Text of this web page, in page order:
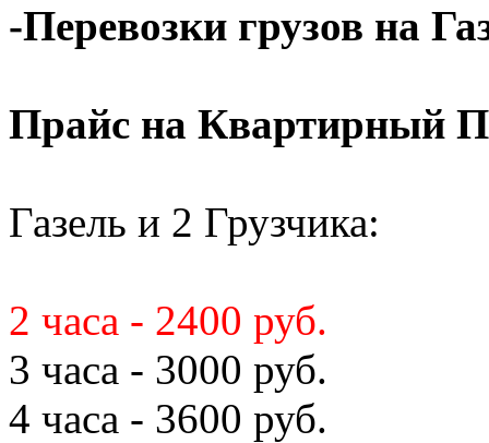
-Перевозки грузов на
Прайс на Квартирный
Газель и 2 Грузчика:
2 часа - 2400 руб.
3 часа - 3000 руб.
4 часа - 3600 руб.